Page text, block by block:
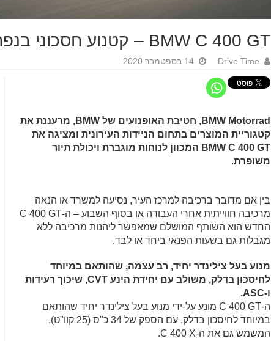
BMW C 400 GT – קטנוע חסכוני בנפח בינוני
Drive Time 14 בספטמבר 2020
BMW Motorrad, חטיבת האופנועים של BMW, מרעננת את
קטגוריית המוצרים בתחום הניידות העירונית ומציגה את
BMW C 400 GT המכוון לנוחות מוגברת ויכולת תיור
משופרת.
בין אם מדובר ברכיבה למרכז העיר, נסיעה למשרד או הנאה
מרכיבה חווייתית אחרי העבודה או בסוף השבוע – ה-C 400 GT
החדש הוא השותף המושלם שמאפשר ליהנות מרכיבה ללא
מגבלות גם בשעות הפנאי ביחד או לבד.
מנוע בעל צילינדר יחיד, רב עצמה, שהותאם במיוחד
לחיסכון בדלק, משולב עם יחידת הינע CVT, שיכוך רעידות
ו-ASC.
ה-C 400 GT מונע על-ידי מנוע בעל צילינדר יחיד שהותאם
במיוחד לחיסכון בדלק, עם הספק של 34 כ"ס (25 קוו"ט),
המשמש גם את ה-C 400 X.